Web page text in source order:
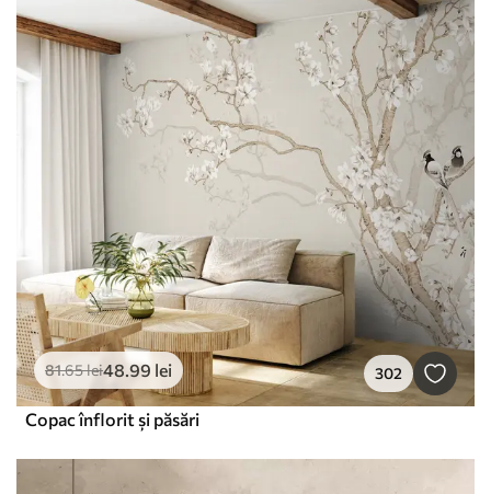
81.65lei48.99 lei 302
Copac înflorit și păsări